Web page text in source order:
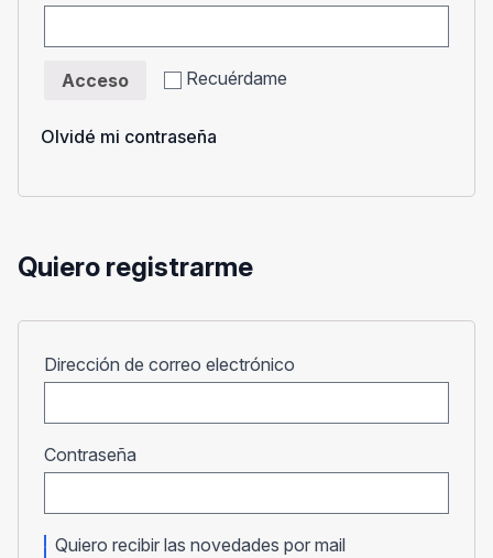
Recuérdame
Acceso
Olvidé mi contraseña
Quiero registrarme
Dirección de correo electrónico
Contraseña
Quiero recibir las novedades por mail